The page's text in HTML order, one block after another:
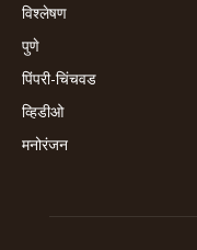
विश्लेषण
पुणे
पिंपरी-चिंचवड
व्हिडीओ
मनोरंजन